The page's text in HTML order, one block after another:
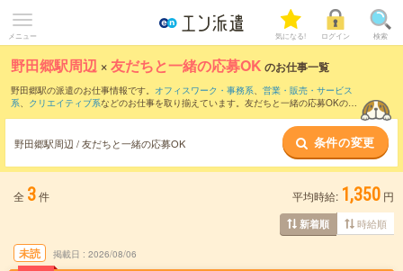
メニュー 気になる! ログイン 検索
野田郷駅周辺 ×友だちと一緒の応募OK のお仕事一覧
野田郷駅の派遣のお仕事情報です。 オフィスワーク・事務系、 営業・販売・サービス
系、 クリエイティブ系などのお仕事を取り揃えています。友だちと一緒の応募OKの条
野田郷駅周辺 / 友だちと一緒の応募OK 条件の変更
全 3件 平均時給: 1,350 円
新着順 時給順
未読 掲載日 2026/08/06